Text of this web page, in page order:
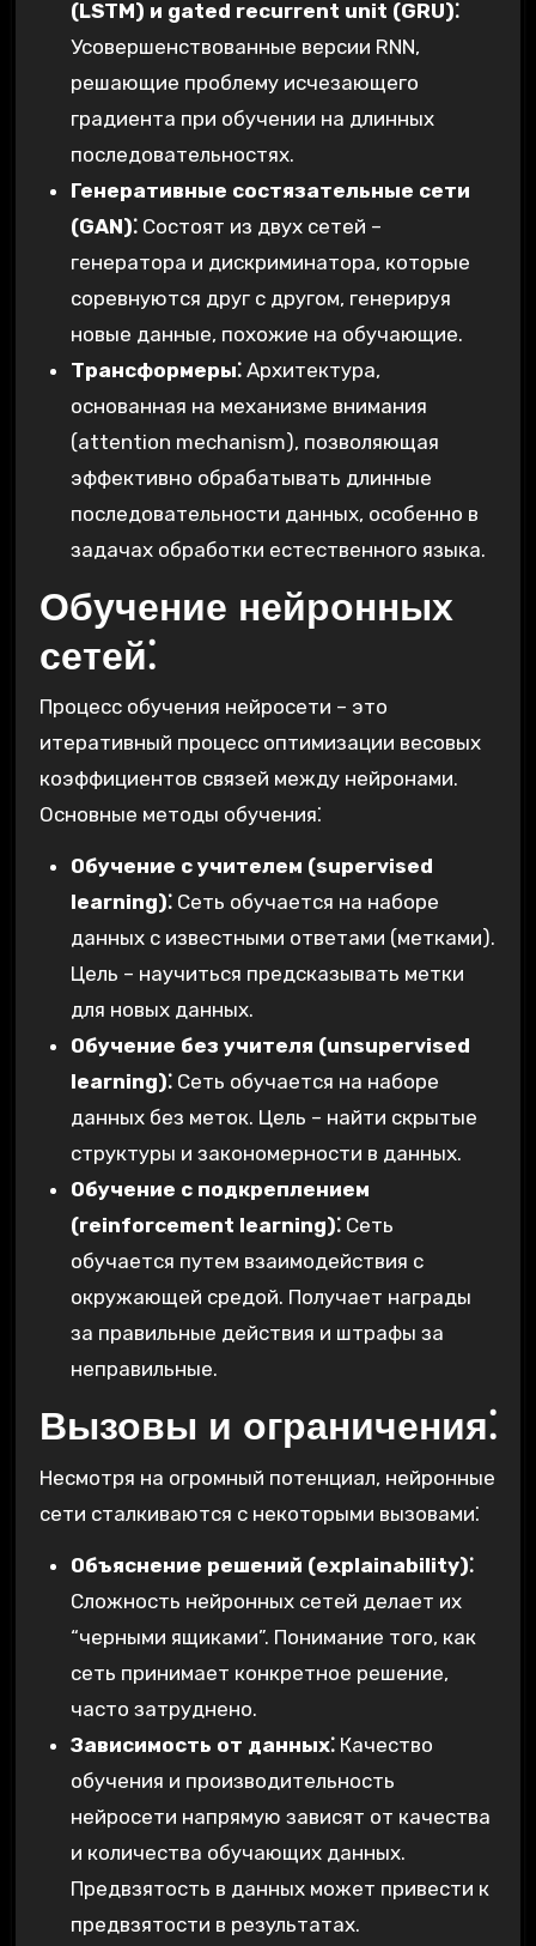
(LSTM) и gated recurrent unit (GRU)⁚
Усовершенствованные версии RNN,
решающие проблему исчезающего
градиента при обучении на длинных
последовательностях.
Генеративные состязательные сети
(GAN)⁚Состоят из двух сетей –
генератора и дискриминатора, которые
соревнуются друг с другом, генерируя
новые данные, похожие на обучающие.
Трансформеры⁚Архитектура,
основанная на механизме внимания
(attention mechanism), позволяющая
эффективно обрабатывать длинные
последовательности данных, особенно в
задачах обработки естественного языка.
Обучение нейронных
сетей⁚
Процесс обучения нейросети – это
итеративный процесс оптимизации весовых
коэффициентов связей между нейронами.
Основные методы обучения⁚
Обучение с учителем (supervised
learning)⁚Сеть обучается на наборе
данных с известными ответами (метками).
Цель – научиться предсказывать метки
для новых данных.
Обучение без учителя (unsupervised
learning)⁚Сеть обучается на наборе
данных без меток. Цель – найти скрытые
структуры и закономерности в данных.
Обучение с подкреплением
(reinforcement learning)⁚Сеть
обучается путем взаимодействия с
окружающей средой. Получает награды
за правильные действия и штрафы за
неправильные.
Вызовы и ограничения⁚
Несмотря на огромный потенциал, нейронные
сети сталкиваются с некоторыми вызовами⁚
Объяснение решений (explainability)⁚
Сложность нейронных сетей делает их
“черными ящиками”. Понимание того, как
сеть принимает конкретное решение,
часто затруднено.
Зависимость от данных⁚Качество
обучения и производительность
нейросети напрямую зависят от качества
и количества обучающих данных.
Предвзятость в данных может привести к
предвзятости в результатах.